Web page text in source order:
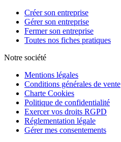
Créer son entreprise
Gérer son entreprise
Fermer son entreprise
Toutes nos fiches pratiques
Notre société
Mentions légales
Conditions générales de vente
Charte Cookies
Politique de confidentialité
Exercer vos droits RGPD
Réglementation légale
Gérer mes consentements